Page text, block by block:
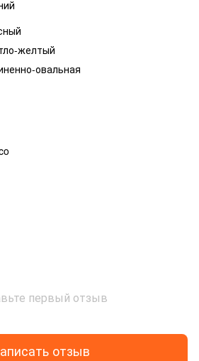
желтый
овальная
первый отзыв
отзыв